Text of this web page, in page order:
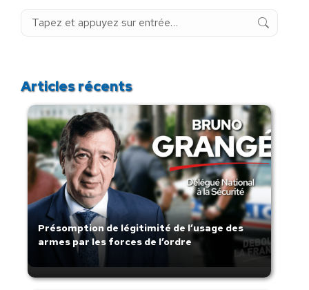
Recherche
Articles récents
Présomption de légitimité de l’usage des
armes par les forces de l’ordre